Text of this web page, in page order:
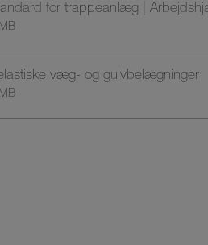
for trappeanlæg |
væg- og gulvbelægninger